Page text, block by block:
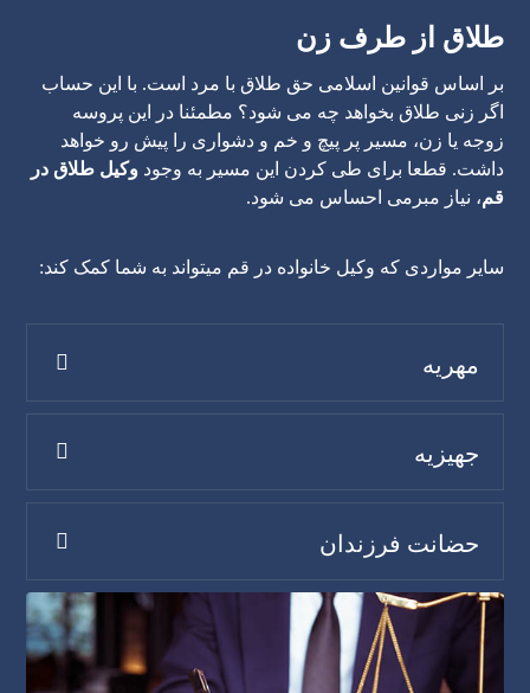
طلاق از طرف زن
بر اساس قوانین اسلامی حق طلاق با مرد است. با این حساب
اگر زنی طلاق بخواهد چه می شود؟ مطمئنا در این پروسه
زوجه یا زن، مسیر پر پیچ و خم و دشواری را پیش رو خواهد
داشت. قطعا برای طی کردن این مسیر به وجودوکیل طلاق در
قم، نیاز مبرمی احساس می شود.
سایر مواردی که وکیل خانواده در قم میتواند به شما کمک کند:
مهریه
جهیزیه
حضانت فرزندان